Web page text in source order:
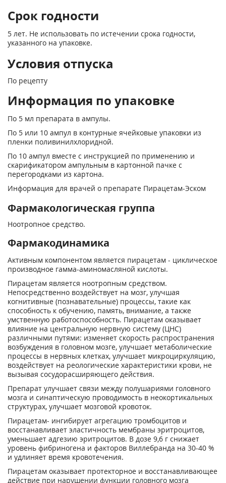
Срок годности
5 лет. Не использовать по истечении срока годности,
указанного на упаковке.
Условия отпуска
По рецепту
Информация по упаковке
По 5 мл препарата в ампулы.
По 5 или 10 ампул в контурные ячейковые упаковки из
пленки поливинилхлоридной.
По 10 ампул вместе с инструкцией по применению и
скарификатором ампульным в картонной пачке с
перегородками из картона.
Информация для врачей о препарате Пирацетам-Эском
Фармакологическая группа
Ноотропное средство.
Фармакодинамика
Активным компонентом является пирацетам - циклическое
производное гамма-аминомасляной кислоты.
Пирацетам является ноотропным средством.
Непосредственно воздействует на мозг, улучшая
когнитивные (познавательные) процессы, такие как
способность к обучению, память, внимание, а также
умственную работоспособность. Пирацетам оказывает
влияние на центральную нервную систему (ЦНС)
различными путями: изменяет скорость распространения
возбуждения в головном мозге, улучшает метаболические
процессы в нервных клетках, улучшает микроциркуляцию,
воздействует на реологические характеристики крови, не
вызывая сосудорасширяющего действия.
Препарат улучшает связи между полушариями головного
мозга и синаптическую проводимость в неокортикальных
структурах, улучшает мозговой кровоток.
Пирацетам- ингибирует агрегацию тромбоцитов и
восстанавливает эластичность мембраны эритроцитов,
уменьшает адгезию эритроцитов. В дозе 9,6 г снижает
уровень фибриногена и факторов Виллебранда на 30-40 %
и удлиняет время кровотечения.
Пирацетам оказывает протекторное и восстанавливающее
действие при нарушении функции головного мозга